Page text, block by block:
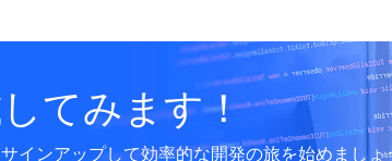
てみます！
インアップして効率的な開発の旅を始めましょ